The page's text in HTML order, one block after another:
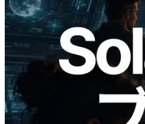
2026.05.24
Validators Solutions
ナライザーを公開 —